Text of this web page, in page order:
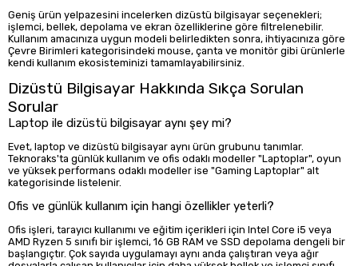
Geniş ürün yelpazesini incelerken dizüstü bilgisayar seçenekleri;
işlemci, bellek, depolama ve ekran özelliklerine göre filtrelenebilir.
Kullanım amacınıza uygun modeli belirledikten sonra, ihtiyacınıza göre
Çevre Birimleri kategorisindeki mouse, çanta ve monitör gibi ürünlerle
kendi kullanım ekosisteminizi tamamlayabilirsiniz.
Dizüstü Bilgisayar Hakkında Sıkça Sorulan
Sorular
Laptop ile dizüstü bilgisayar aynı şey mi?
Evet, laptop ve dizüstü bilgisayar aynı ürün grubunu tanımlar.
Teknoraks'ta günlük kullanım ve ofis odaklı modeller "Laptoplar", oyun
ve yüksek performans odaklı modeller ise "Gaming Laptoplar" alt
kategorisinde listelenir.
Ofis ve günlük kullanım için hangi özellikler yeterli?
Ofis işleri, tarayıcı kullanımı ve eğitim içerikleri için Intel Core i5 veya
AMD Ryzen 5 sınıfı bir işlemci, 16 GB RAM ve SSD depolama dengeli bir
başlangıçtır. Çok sayıda uygulamayı aynı anda çalıştıran veya ağır